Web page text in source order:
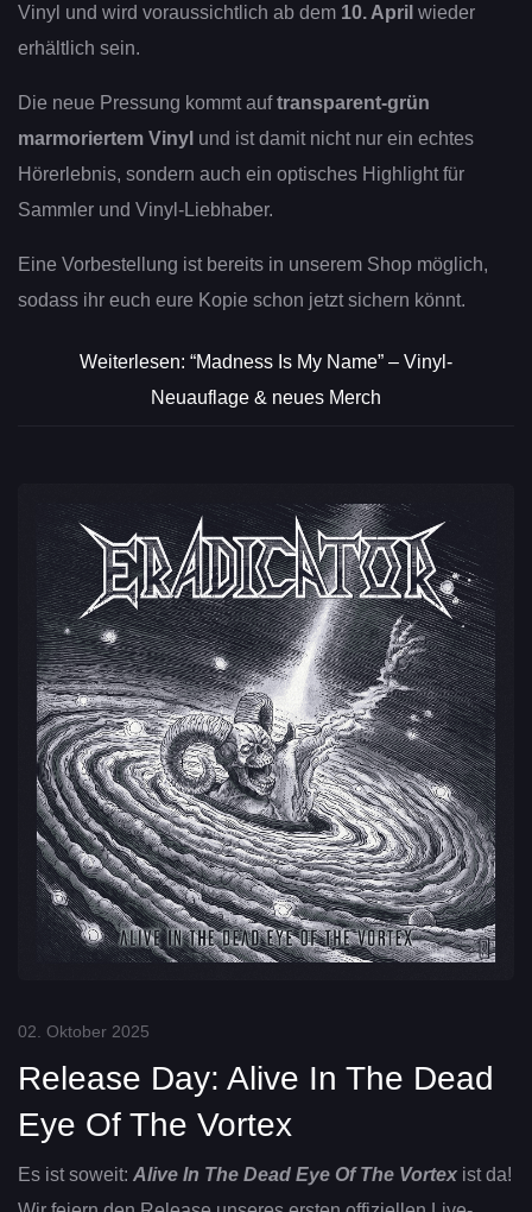
Vinyl und wird voraussichtlich ab dem 10. April wieder
erhältlich sein.
Die neue Pressung kommt auftransparent-grün
marmoriertem Vinyl und ist damit nicht nur ein echtes
Hörerlebnis, sondern auch ein optisches Highlight für
Sammler und Vinyl-Liebhaber.
Eine Vorbestellung ist bereits in unserem Shop möglich,
sodass ihr euch eure Kopie schon jetzt sichern könnt.
Weiterlesen: “Madness Is My Name” – Vinyl-
Neuauflage & neues Merch
02. Oktober 2025
Release Day: Alive In The Dead
Eye Of The Vortex
Es ist soweit: Alive In The Dead Eye Of The Vortex ist da!